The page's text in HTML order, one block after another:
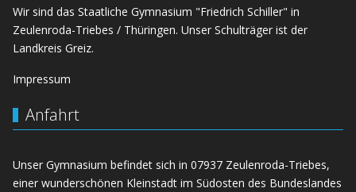
Wir sind das Staatliche Gymnasium "Friedrich Schiller" in
Zeulenroda-Triebes / Thüringen. Unser Schulträger ist der
Landkreis Greiz.
Impressum
Anfahrt
Unser Gymnasium befindet sich in 07937 Zeulenroda-Triebes,
einer wunderschönen Kleinstadt im Südosten des Bundeslandes